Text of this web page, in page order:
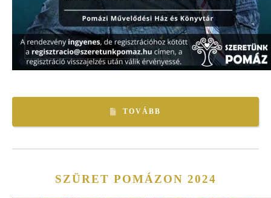
TOVÁBB
SZÜRET POMÁZON 2024